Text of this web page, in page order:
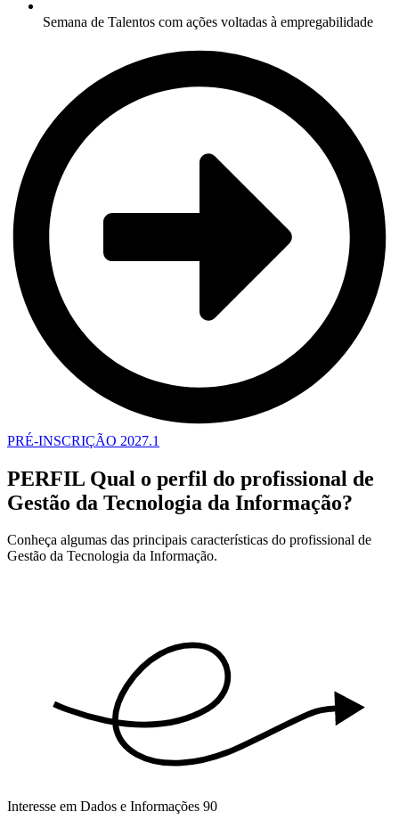
Semana de Talentos com ações voltadas à empregabilidade
PRÉ-INSCRIÇÃO 2027.1
PERFIL Qual o perfil do profissional de
Gestão da Tecnologia da Informação?
Conheça algumas das principais características do profissional de
Gestão da Tecnologia da Informação.
Interesse em Dados e Informações 90